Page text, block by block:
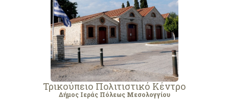
Τρικούπειο Πολιτιστικό Κέντρο
Δήμος Ιεράς Πόλεως Μεσολογγίου